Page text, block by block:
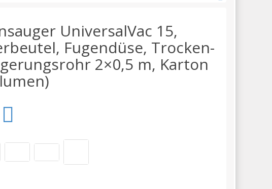
UniversalVac 15,
Fugendüse, Trocken-
2×0,5 m, Karton